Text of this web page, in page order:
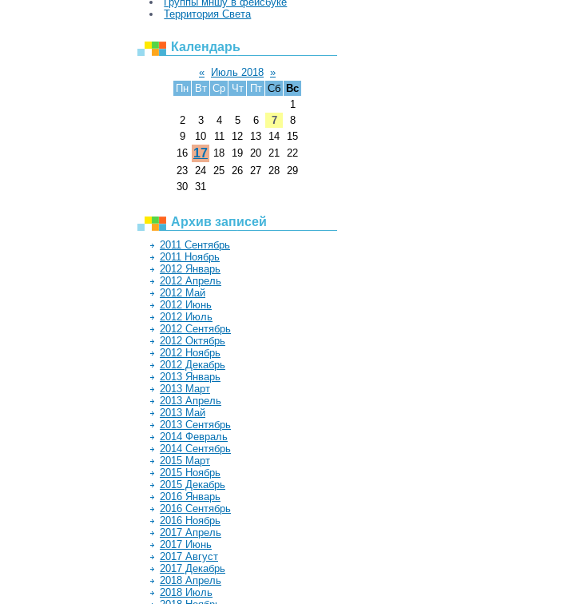
Территория Света
Календарь
« Июль 2018 »
Пн
Вт Ср Чт Пт Сб Вс
1
2
3 4 5 6 7
8
9
10 11 12 13 14
15
16 17 18 19 20 21
22
23
24 25 26 27 28
29
30 31
Архив записей
2011 Сентябрь
2011 Ноябрь
2012 Январь
2012 Апрель
2012 Май
2012 Июнь
2012 Июль
2012 Сентябрь
2012 Октябрь
2012 Ноябрь
2012 Декабрь
2013 Январь
2013 Март
2013 Апрель
2013 Май
2013 Сентябрь
2014 Февраль
2014 Сентябрь
2015 Март
2015 Ноябрь
2015 Декабрь
2016 Январь
2016 Сентябрь
2016 Ноябрь
2017 Апрель
2017 Июнь
2017 Август
2017 Декабрь
2018 Апрель
2018 Июль